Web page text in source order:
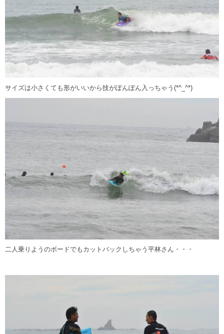
サイズは小さくても形がいいから技がぽんぽん入っちゃう(*^_^*)
二人乗りようのボードでもカットバックしちゃう平林さん・・・